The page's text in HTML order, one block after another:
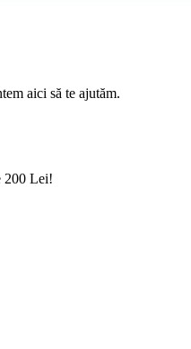
aici să te ajutăm.
200 Lei!